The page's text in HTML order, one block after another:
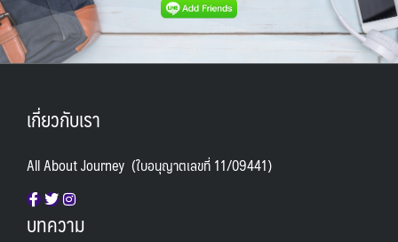
เกี่ยวกับเรา
All About Journey (ใบอนุญาตเลขที่ 11/09441)
บทความ